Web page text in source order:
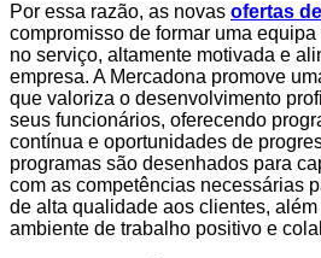
Por essa razão, as novas ofertas
compromisso de formar uma
no serviço, altamente motivada e
empresa. A Mercadona promove
que valoriza o desenvolvimento
seus funcionários, oferecendo
contínua e oportunidades de
programas são desenhados para
com as competências necessárias
de alta qualidade aos clientes,
ambiente de trabalho positivo e